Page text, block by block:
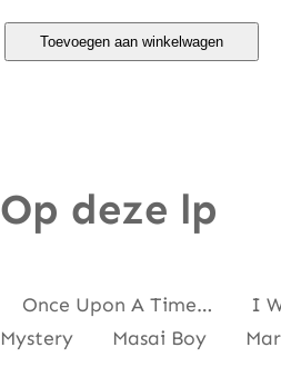
–
h
Toevoegen aan winkelwagen
Op deze lp
Once Upon A Time… I
Mystery Masai Boy